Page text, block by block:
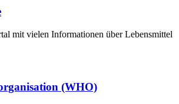
mit vielen Informationen über Lebensmittel
(WHO)